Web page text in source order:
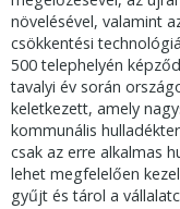
növelésével, valamint
csökkentési
500 telephelyén
tavalyi év során
keletkezett, amely
kommunális
csak az erre alkalmas
lehet megfelelően
gyűjt és tárol a